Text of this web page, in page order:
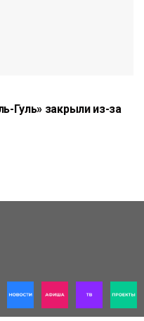
Гуль» закрыли из-за